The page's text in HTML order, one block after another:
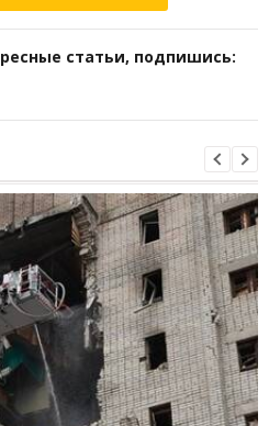
статьи, подпишись: